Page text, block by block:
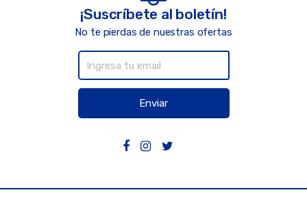
¡Suscríbete al boletín!
No te pierdas de nuestras ofertas
Enviar